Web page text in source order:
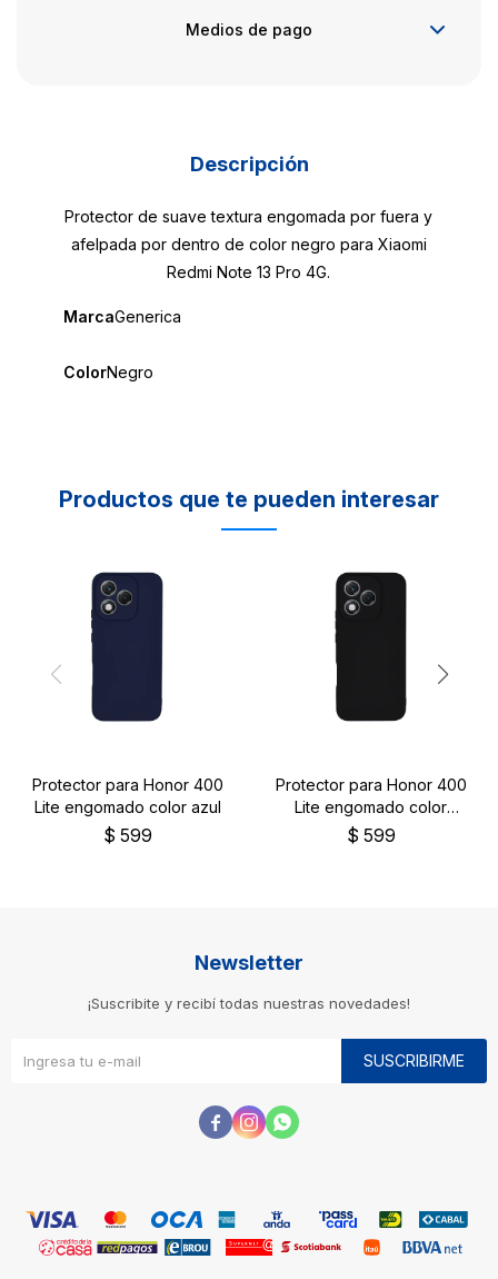
Medios de pago
Descripción
Protector de suave textura engomada por fuera y
afelpada por dentro de color negro para Xiaomi
Redmi Note 13 Pro 4G.
MarcaGenerica
ColorNegro
Productos que te pueden interesar
Protector para Honor 400
Lite engomado color azul
$ 599
Protector para Honor 400
Lite engomado color
negro
$ 599
Newsletter
¡Suscribite y recibí todas nuestras novedades!
SUSCRIBIRME
  